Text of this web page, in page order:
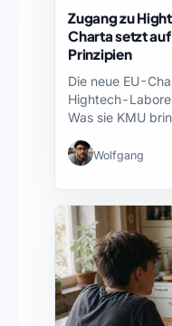
Zugang zu
Charta setzt
Prinzipien
Die neue EU-
Hightech-
Was sie KMU
Wolfgang